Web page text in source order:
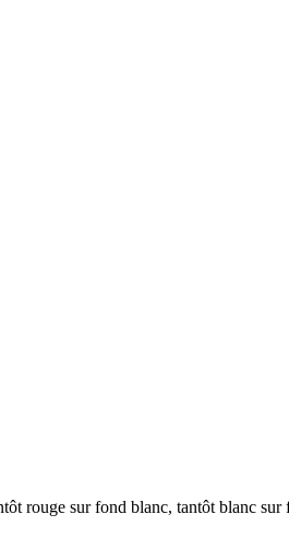
rouge sur fond blanc, tantôt blanc